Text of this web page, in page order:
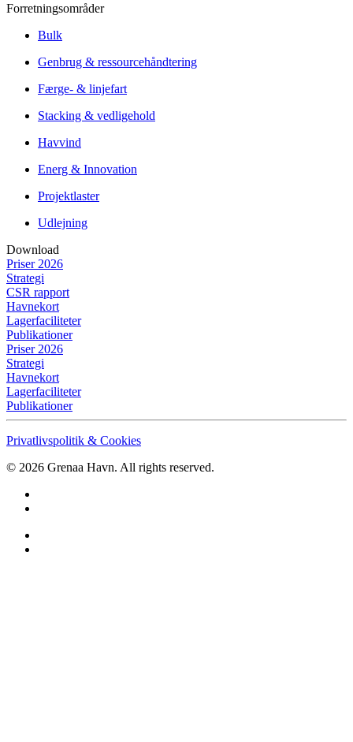
Forretningsområder
Bulk
Genbrug & ressourcehåndtering
Færge- & linjefart
Stacking & vedligehold
Havvind
Energ & Innovation
Projektlaster
Udlejning
Download
Priser 2026
Strategi
CSR rapport
Havnekort
Lagerfaciliteter
Publikationer
Priser 2026
Strategi
Havnekort
Lagerfaciliteter
Publikationer
Privatlivspolitik & Cookies
© 2026 Grenaa Havn. All rights reserved.